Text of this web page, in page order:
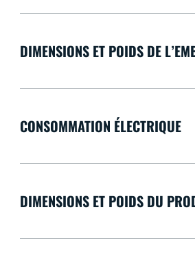
DIMENSIONS ET POIDS DE
CONSOMMATION ÉLECTRIQUE
DIMENSIONS ET POIDS DU